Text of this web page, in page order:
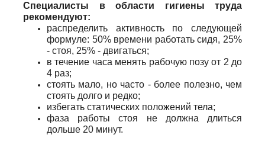
Специалисты в области гигиены труда
рекомендуют:
распределить активность по следующей
формуле: 50% времени работать сидя, 25%
- стоя, 25% - двигаться;
в течение часа менять рабочую позу от 2 до
4 раз;
стоять мало, но часто - более полезно, чем
стоять долго и редко;
избегать статических положений тела;
фаза работы стоя не должна длиться
дольше 20 минут.